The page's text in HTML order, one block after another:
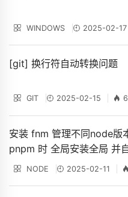
WINDOWS 2025-02-17
[git] 换行符自动转换问题
GIT 2025-02-15
安装 fnm 管理不同node
pnpm 时 全局安装全局 并
版本 不影响yarn
NODE 2025-02-11